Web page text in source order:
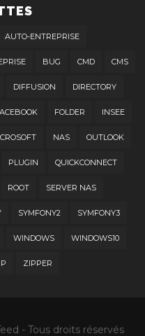
AUTO-ENTREPRISE
BUG CMD CMS
DIFFUSION DIRECTORY
FOLDER INSEE
NAS OUTLOOK
PLUGIN QUICKCONNECT
ROOT SERVER NAS
SYMFONY2 SYMFONY3
WINDOWS WINDOWS10
ZIPPER
- Tous droits réservés